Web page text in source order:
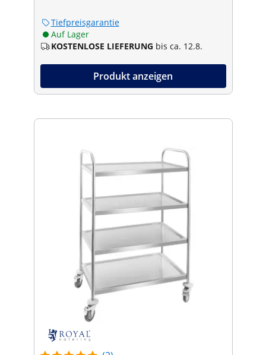
Tiefpreisgarantie
Auf Lager
KOSTENLOSE LIEFERUNG bis ca. 12.8.
Produkt anzeigen